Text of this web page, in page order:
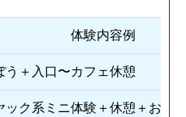
体験内容例
う＋入口〜カフェ休憩
ック系ミニ体験＋休憩＋お土